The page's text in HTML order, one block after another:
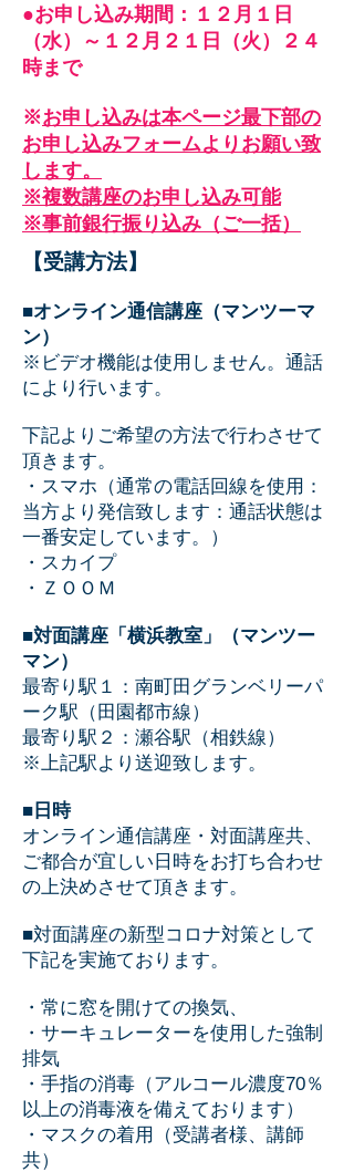
●お申し込み期間：１２月１日
（水）～１２月２１日（火）２４
時まで
​※お申し込みは本ページ最下部の
お申し込みフォームよりお願い致
します。
​※複数講座のお申し込み可能
​※事前銀行振り込み（ご一括）
【受講方法】
■オンライン通信講座（マンツーマ
ン）
※ビデオ機能は使用しません。通話
により行います。
下記よりご希望の方法で行わさせて
頂きます。
・スマホ（通常の電話回線を使用：
当方より発信致します：通話状態は
一番安定しています。）
・スカイプ
・ＺＯＯＭ
■対面講座「横浜教室」（マンツー
マン）
最寄り駅１：南町田グランベリーパ
ーク駅（田園都市線）
最寄り駅２：瀬谷駅（相鉄線）
※上記駅より送迎致します。
■ 日時
オンライン通信講座・対面講座共、
ご都合が宜しい日時をお打ち合わせ
の上決めさせて頂きます。
■対面講座の新型コロナ対策として
下記を実施ております。
・常に窓を開けての換気、
・サーキュレーターを使用した強制
排気
・手指の消毒（アルコール濃度70％
以上の消毒液を備えております）
・マスクの着用（受講者様、講師
共）